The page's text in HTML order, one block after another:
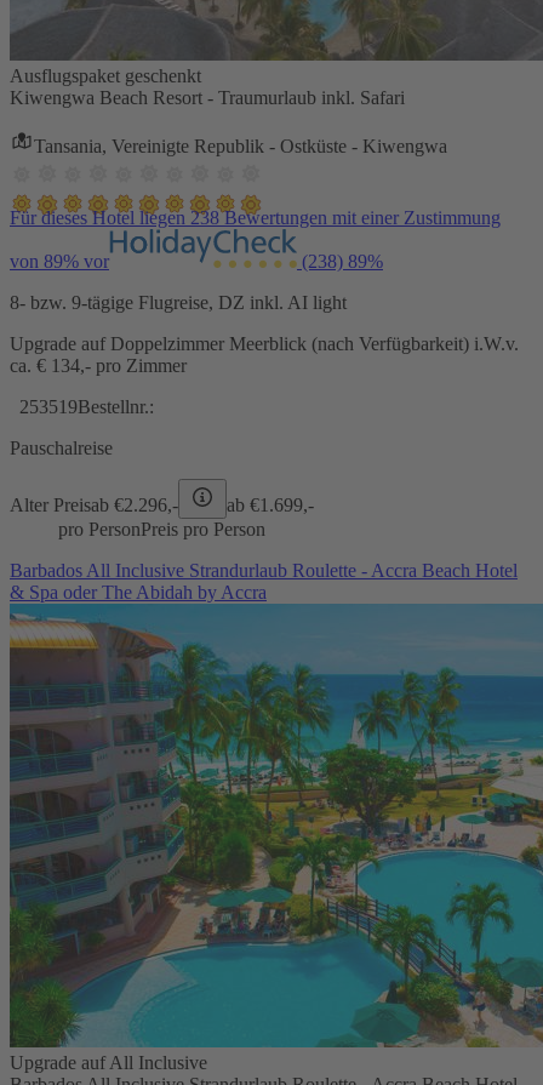
Ausflugspaket geschenkt
Kiwengwa Beach Resort - Traumurlaub inkl. Safari
Tansania, Vereinigte Republik - Ostküste - Kiwengwa
Für dieses Hotel liegen 238 Bewertungen mit einer Zustimmung
von 89% vor (238) 89%
8- bzw. 9-tägige Flugreise, DZ inkl. AI light
Upgrade auf Doppelzimmer Meerblick (nach Verfügbarkeit) i.W.v.
ca. € 134,- pro Zimmer
253519Bestellnr.:
Pauschalreise
Alter Preisab €2.296,- ab €1.699,-
pro PersonPreis pro Person
Barbados All Inclusive Strandurlaub Roulette - Accra Beach Hotel
& Spa oder The Abidah by Accra
Upgrade auf All Inclusive